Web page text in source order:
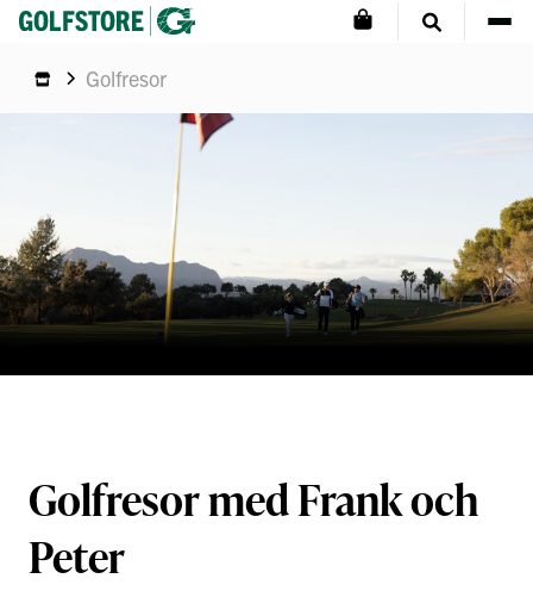
Golfresor
Golfresor med Frank och
Peter